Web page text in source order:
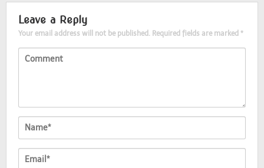
Leave a Reply
Your email address will not be published. Required fields are marked *